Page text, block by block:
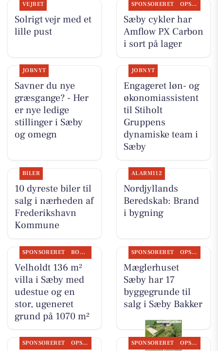
VEJRET
Solrigt vejr med et
lille pust
SPONSORERET OPSLAGSTAVLEN
Sæby cykler har
Amflow PX Carbon
i sort på lager
JOBNYT
Savner du nye
græsgange? - Her
er nye ledige
stillinger i Sæby
og omegn
JOBNYT
Engageret løn- og
økonomiassistent
til Stiholt
Gruppens
dynamiske team i
Sæby
BILER
10 dyreste biler til
salg i nærheden af
Frederikshavn
Kommune
ALARM112
Nordjyllands
Beredskab: Brand
i bygning
SPONSORERET BOLIGMARKED
Velholdt 136 m²
villa i Sæby med
udestue og en
stor, ugeneret
grund på 1070 m²
SPONSORERET OPSLAGSTAVLEN
Mæglerhuset
Sæby har 17
byggegrunde til
salg i Sæby Bakker
SPONSORERET OPSLAGSTAVLEN SPONSORERET OPSLAGSTAVLEN